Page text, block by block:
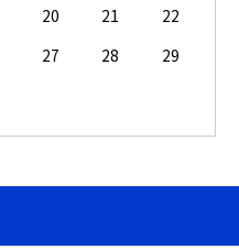
20 21
22
27 28
29